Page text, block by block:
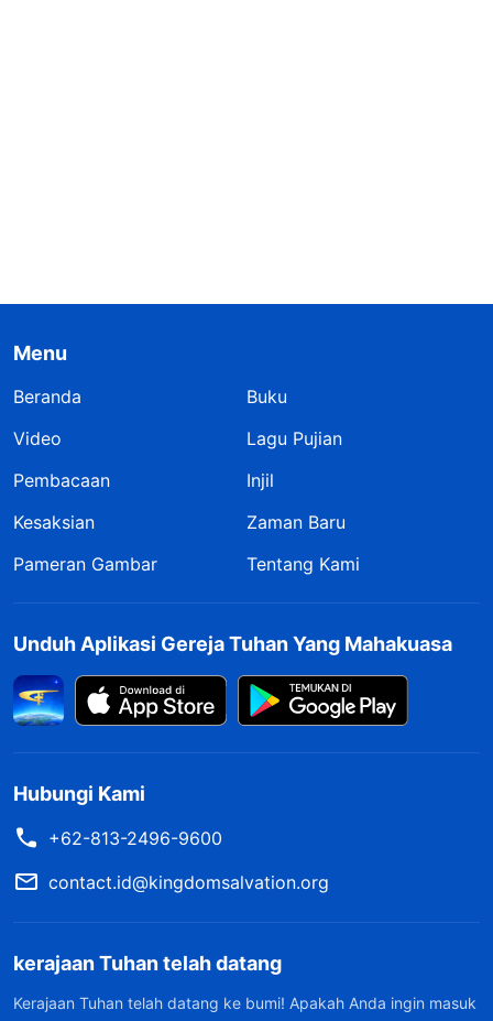
Menu
Beranda
Buku
Video
Lagu Pujian
Pembacaan
Injil
Kesaksian
Zaman Baru
Pameran Gambar
Tentang Kami
Unduh Aplikasi Gereja Tuhan Yang Mahakuasa
Hubungi Kami
+62-813-2496-9600
contact.id@kingdomsalvation.org
kerajaan Tuhan telah datang
Kerajaan Tuhan telah datang ke bumi! Apakah Anda ingin masuk